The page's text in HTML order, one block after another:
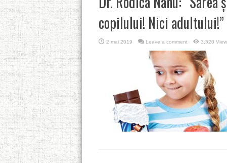
copilului! Nici adultului!”
2 mai 2019 Leave a comment 3,520